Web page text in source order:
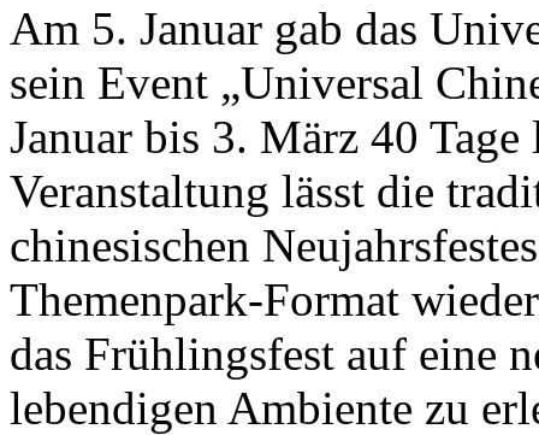
Am 5. Januar gab das
sein Event „Universal
Januar bis 3. März 40
Veranstaltung lässt die
chinesischen
Themenpark-Format
das Frühlingsfest auf eine
lebendigen Ambiente zu